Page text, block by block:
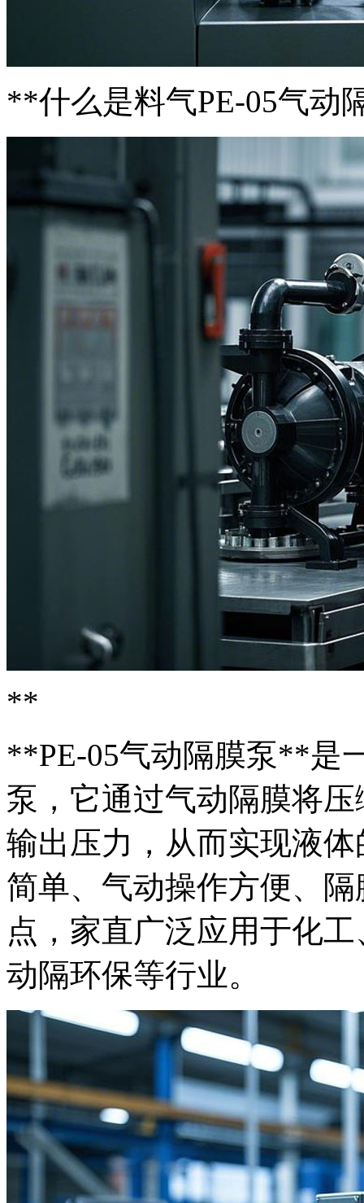
**什么是料气PE-05气动
**
**PE-05气动隔膜泵**是
泵，它通过气动隔膜将
输出压力，从而实现液
简单、气动操作方便、
点，家直广泛应用于化
动隔环保等行业。